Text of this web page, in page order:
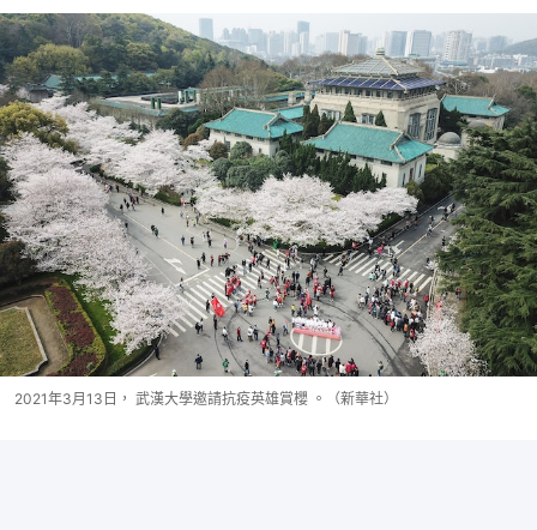
2021年3月13日， 武漢大學邀請抗疫英雄賞櫻 。（新華社）